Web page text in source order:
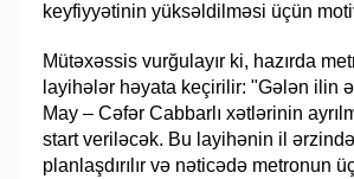
keyfiyyətinin yüksəldilməsi üçün
Mütəxəssis vurğulayır ki, hazırda
layihələr həyata keçirilir: "Gələn ilin
May – Cəfər Cabbarlı xətlərinin
start veriləcək. Bu layihənin il ərzində
planlaşdırılır və nəticədə metronun